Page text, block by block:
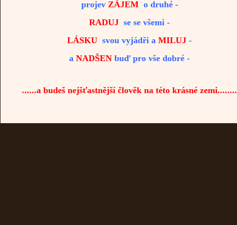
projev ZÁJEMo druhé -
RADUJ se se všemi -
LÁSKU svou vyjádři a MILUJ -
a NADŠEN buď pro vše dobré -
......a budeš nejšťastnější člověk na této krásné zemi........